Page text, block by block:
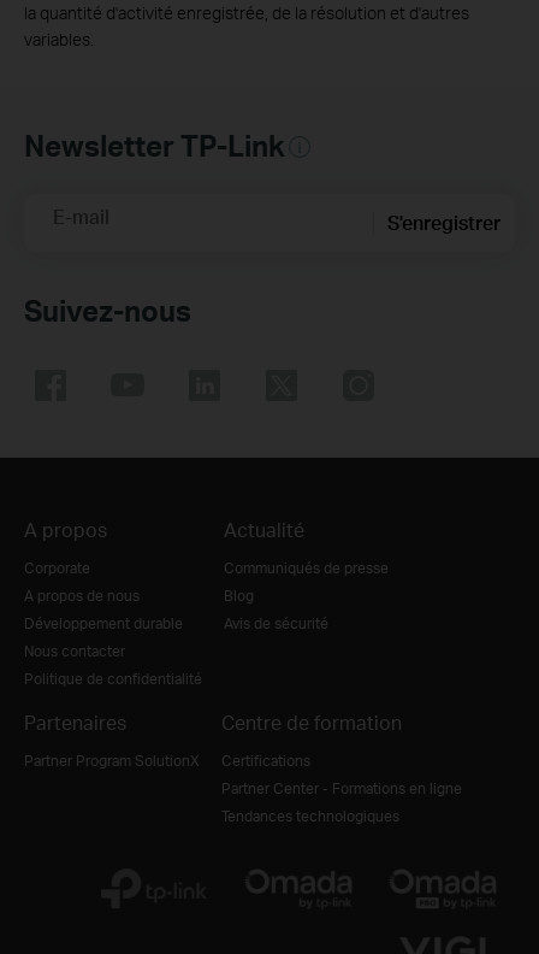
la quantité d'activité enregistrée, de la résolution et d'autres
variables.
Newsletter TP-Link
E-mail S'enregistrer
Suivez-nous
A propos
Corporate
A propos de nous
Développement durable
Nous contacter
Politique de confidentialité
Actualité
Communiqués de presse
Blog
Avis de sécurité
Partenaires
Partner Program SolutionX
Centre de formation
Certifications
Partner Center - Formations en ligne
Tendances technologiques